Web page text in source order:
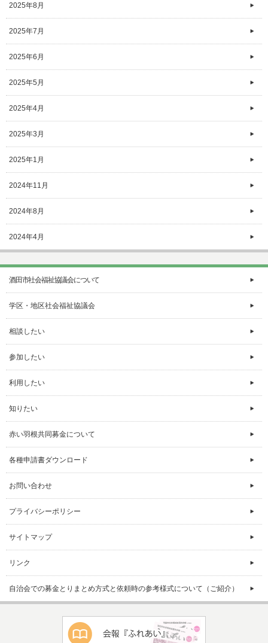
2025年8月
2025年7月
2025年6月
2025年5月
2025年4月
2025年3月
2025年1月
2024年11月
2024年8月
2024年4月
酒田市社会福祉協議会について
学区・地区社会福祉協議会
相談したい
参加したい
利用したい
知りたい
赤い羽根共同募金について
各種申請書ダウンロード
お問い合わせ
プライバシーポリシー
サイトマップ
リンク
自治会での募金とりまとめ方式と依頼時の参考様式について（ご紹介）